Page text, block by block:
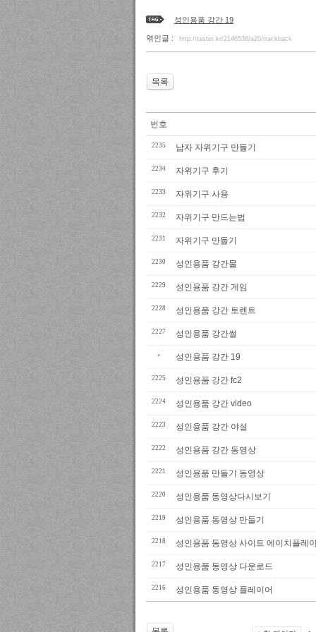
성인용품 강간 19
엮인글 : http://taster.kr/2146536/a20/trackback
목록
번호
2235 남자 자위기구 만들기
2234 자위기구 후기
2233 자위기구 사용
2232 자위기구 만드는법
2231 자위기구 만들기
2230 성인용품 강간물
2229 성인용품 강간 게임
2228 성인용품 강간 토렌트
2227 성인용품 강간썰
» 성인용품 강간 19
2225 성인용품 강간 fc2
2224 성인용품 강간 video
2223 성인용품 강간 야설
2222 성인용품 강간 동영상
2221 성인용품 만들기 동영상
2220 성인용품 동영상다시보기
2219 성인용품 동영상 만들기
2218 성인용품 동영상 사이트 에이치플레
2217 성인용품 동영상 다운로드
2216 성인용품 동영상 플레이어